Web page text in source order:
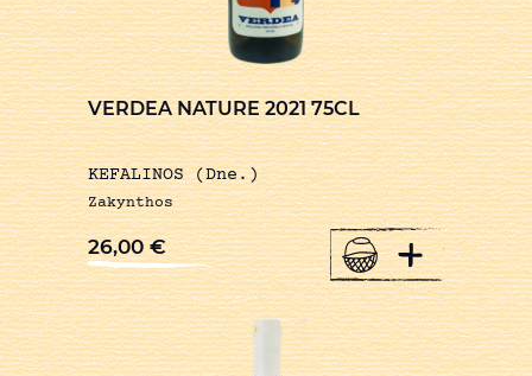
VERDEA NATURE 2021 75CL
KEFALINOS (Dne.)
Zakynthos
26,00€ +